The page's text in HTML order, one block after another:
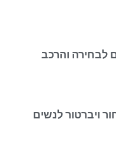
לבחירה והרכב
ויברטור לנשים